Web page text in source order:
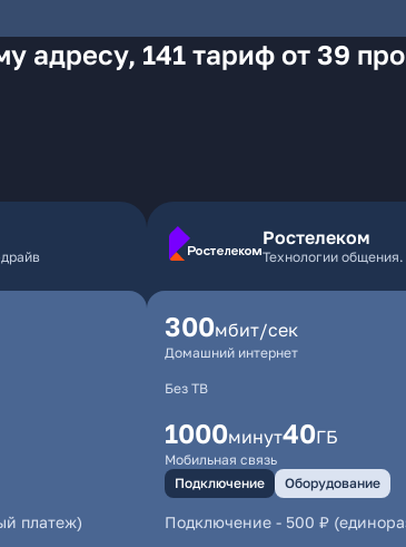
адресу, 141 тариф от 39
платеж)
Ростелеком
Технологии общения.
300мбит/сек
Домашний интернет
Без ТВ
1000минут40ГБ
Мобильная связь
Подключение
Оборудование
Подключение- 500 ₽